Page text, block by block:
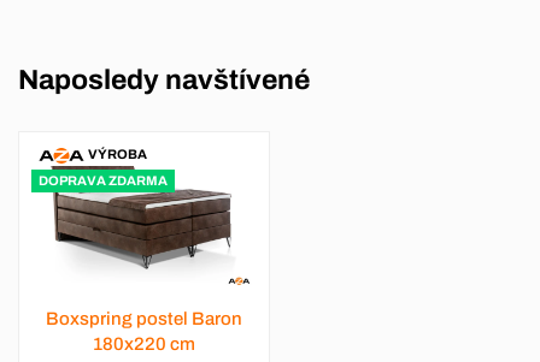
Naposledy navštívené
VÝROBA
DOPRAVA ZDARMA
Boxspring postel Baron
180x220 cm